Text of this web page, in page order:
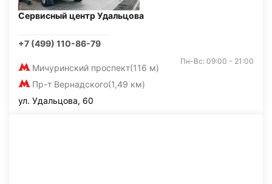
Сервисный центр Удальцова
+7 (499) 110-86-79
Мичуринский проспект(116 м)
Пр-т Вернадского(1,49 км)
Пн-Вс: 09:00 - 21:00
ул. Удальцова, 60